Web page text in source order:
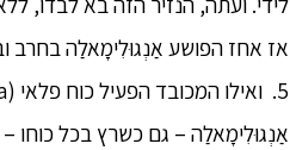
אז אחז הפושע אַנְגוּלִימָאלַה בחרב
אַנְגוּלִימָאלַה – גם כשרץ בכל כוחו –